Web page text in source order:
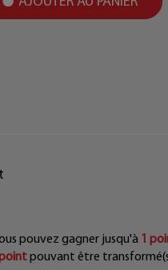
pouvez gagner jusqu'à 1
pouvant être